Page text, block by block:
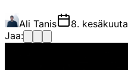
Ali Tanis 8.
Jaa: